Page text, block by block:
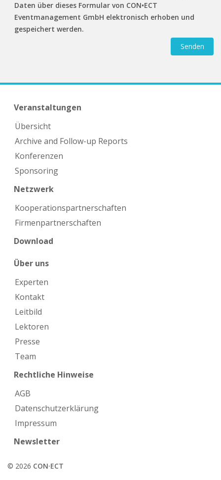
Daten über dieses Formular von CON•ECT
Eventmanagement GmbH elektronisch erhoben und
gespeichert werden.
Veranstaltungen
Übersicht
Archive and Follow-up Reports
Konferenzen
Sponsoring
Netzwerk
Kooperations­partnerschaften
Firmen­partnerschaften
Download
Über uns
Experten
Kontakt
Leitbild
Lektoren
Presse
Team
Rechtliche Hinweise
AGB
Datenschutzerklärung
Impressum
Newsletter
© 2026 CON·ECT